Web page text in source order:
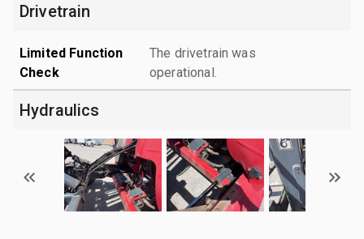
Drivetrain
Limited Function
Check
The drivetrain was
operational.
Hydraulics